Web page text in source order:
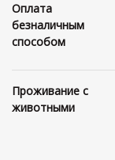
Оплата
безналичным
способом
Проживание с
животными